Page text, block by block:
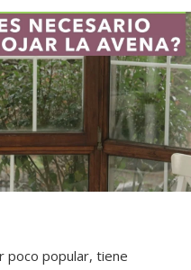
poco popular, tiene